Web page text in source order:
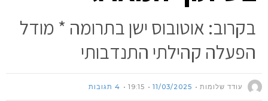
בקרוב: אוטובוס ישן בתרומה * מודל
הפעלה קהילתי התנדבותי
עודד שלומות 11/03/2025
19:15 4 תגובות